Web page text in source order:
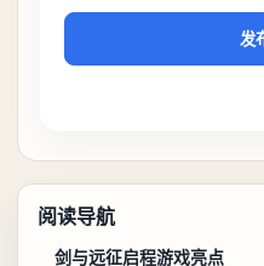
发
阅读导航
剑与远征启程游戏亮点